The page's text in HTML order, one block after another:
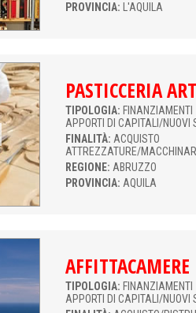
PROVINCIA:
L'AQUILA
PASTICCERIA
TIPOLOGIA:
APPORTI DI CAPITALI/NUOVI
FINALITÀ: ACQUISTO
ATTREZZATURE/
REGIONE: ABRUZZO
PROVINCIA: AQUILA
AFFITTACAMERE
TIPOLOGIA:
APPORTI DI CAPITALI/NUOVI